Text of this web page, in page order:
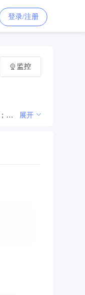
登录/注册
一般项目：信息技术咨询服务；商务代理代办服务；企业管理咨询；技术服务、技术开发、技术咨询、技术交流、技术转让、技术推广；数据处理服务；组织文化艺术交流活动；企业形象策划；会议及展览服务；机动车驾驶员培训。（除依法须经批准的项目外，凭营业执照依法自主开展经营活动） 展开
监控